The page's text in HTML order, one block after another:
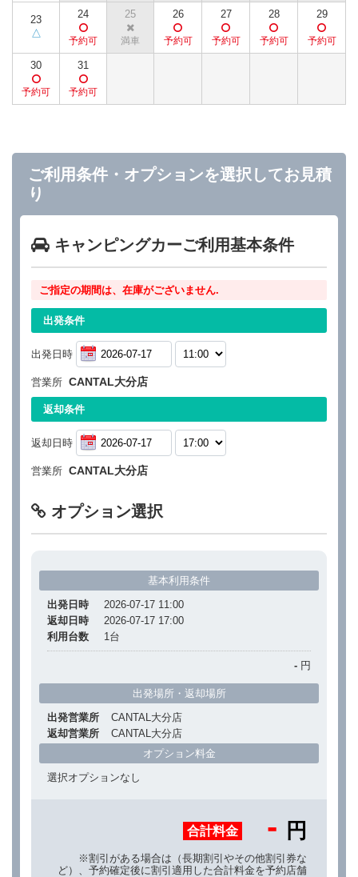
23 24 25 26 27 28 29
30 31
ご利用条件・オプションを選択してお見積
り
キャンピングカーご利用基本条件
ご指定の期間は、在庫がございません.
出発条件
出発日時
営業所 CANTAL大分店
返却条件
返却日時
営業所 CANTAL大分店
オプション選択
基本利用条件
出発日時
2026-07-17 11:00
返却日時
2026-07-17 17:00
利用台数
1台
- 円
出発場所・返却場所
出発営業所
CANTAL大分店
返却営業所
CANTAL大分店
オプション料金
選択オプションなし
合計料金 - 円
※割引がある場合は（長期割引やその他割引券な
ど）、予約確定後に割引適用した合計料金を予約店舗